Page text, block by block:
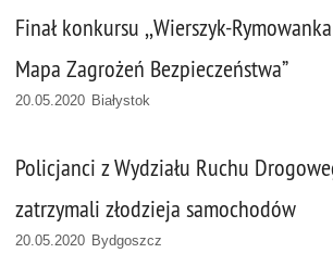
Finał konkursu ,,Wierszyk-
Mapa Zagrożeń Bezpieczeństwa”
20.05.2020 Białystok
Policjanci z Wydziału Ruchu
zatrzymali złodzieja samochodów
20.05.2020 Bydgoszcz